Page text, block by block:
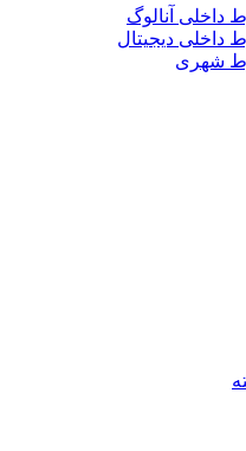
آنالوگ
دیجیتال
شهری